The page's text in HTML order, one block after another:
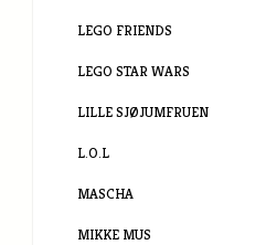
LEGO FRIENDS
LEGO STAR WARS
LILLE SJØJUMFRUEN
L.O.L
MASCHA
MIKKE MUS